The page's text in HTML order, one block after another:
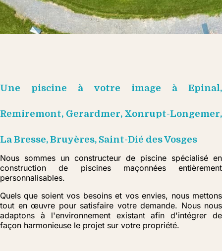
Une piscine à votre image à Epinal,
Remiremont, Gerardmer, Xonrupt-Longemer,
La Bresse, Bruyères, Saint-Dié des Vosges
Nous sommes un constructeur de piscine spécialisé en
construction de piscines maçonnées entièrement
personnalisables.
Quels que soient vos besoins et vos envies, nous mettons
tout en œuvre pour satisfaire votre demande. Nous nous
adaptons à l'environnement existant afin d'intégrer de
façon harmonieuse le projet sur votre propriété.